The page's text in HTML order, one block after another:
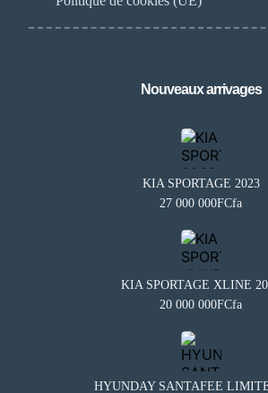
Nouveaux arrivages
KIA SPORTAGE 2023
27 000 000FCfa
KIA SPORTAGE XLINE
20 000 000FCfa
HYUNDAY SANTAFEE
Besoin d'aide?
Questions fréquentes